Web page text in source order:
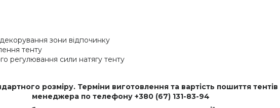
зони відпочинку
тенту
регулювання сили натягу тенту
розміру. Терміни виготовлення та вартість пошиття
менеджера по телефону +380 (67) 131-83-94